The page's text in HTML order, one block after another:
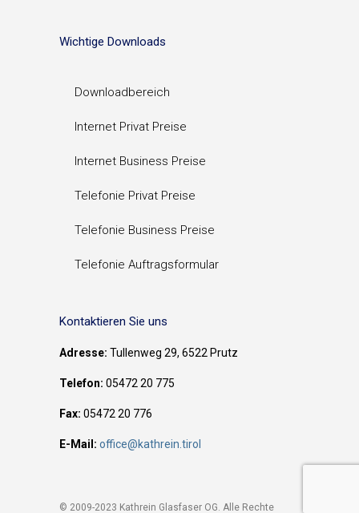
Wichtige Downloads
Downloadbereich
Internet Privat Preise
Internet Business Preise
Telefonie Privat Preise
Telefonie Business Preise
Telefonie Auftragsformular
Kontaktieren Sie uns
Adresse: Tullenweg 29, 6522 Prutz
Telefon: 05472 20 775
Fax: 05472 20 776
E-Mail: office@kathrein.tirol
© 2009-2023 Kathrein Glasfaser OG. Alle Rechte